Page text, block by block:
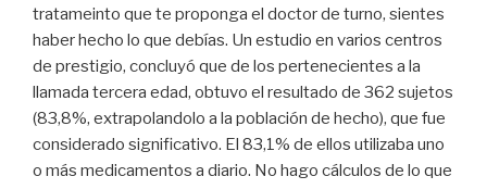
tratameinto que te proponga el doctor de turno, sientes
haber hecho lo que debías. Un estudio en varios centros
de prestigio, concluyó que de los pertenecientes a la
llamada tercera edad, obtuvo el resultado de 362 sujetos
(83,8%, extrapolandolo a la población de hecho), que fue
considerado significativo. El 83,1% de ellos utilizaba uno
o más medicamentos a diario. No hago cálculos de lo que